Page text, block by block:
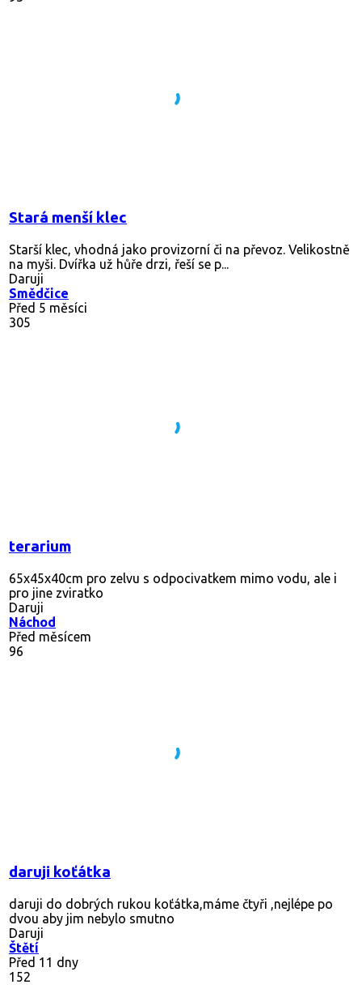
Stará menší klec
Starší klec, vhodná jako provizorní či na převoz. Velikostně
na myši. Dvířka už hůře drzi, řeší se p...
Daruji
Smědčice
Před 5 měsíci
305
terarium
65x45x40cm pro zelvu s odpocivatkem mimo vodu, ale i
pro jine zviratko
Daruji
Náchod
Před měsícem
96
daruji koťátka
daruji do dobrých rukou koťátka,máme čtyři ,nejlépe po
dvou aby jim nebylo smutno
Daruji
Štětí
Před 11 dny
152